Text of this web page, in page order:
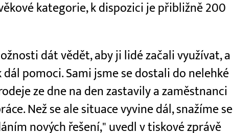
kategorie, k dispozici je přibližně 200
dát vědět, aby ji lidé začali využívat, a
pomoci. Sami jsme se dostali do nelehké
ze dne na den zastavily a zaměstnanci
Než se ale situace vyvine dál, snažíme se
nových řešení," uvedl v tiskové zprávě